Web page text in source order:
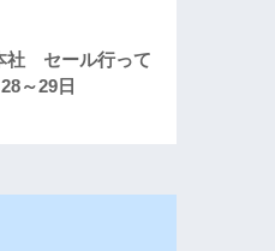
セール行って
～29日